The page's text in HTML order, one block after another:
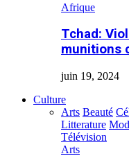
Afrique
Tchad:
munitions
juin 19, 2024
Culture
Arts Beauté
Litterature
Télévision
Arts